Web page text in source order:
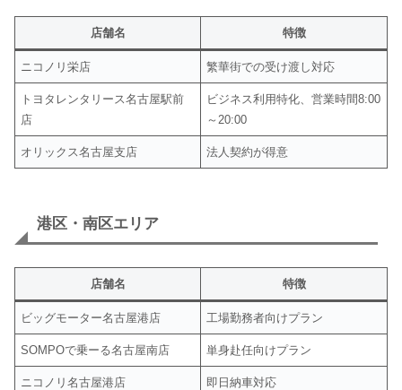
店舗名 特徴
ニコノリ栄店 繁華街での受け渡し対応
トヨタレンタリース名古屋駅前
店
ビジネス利用特化、営業時間8:00
～20:00
オリックス名古屋支店 法人契約が得意
港区・南区エリア
店舗名 特徴
ビッグモーター名古屋港店 工場勤務者向けプラン
SOMPOで乗ーる名古屋南店 単身赴任向けプラン
ニコノリ名古屋港店 即日納車対応